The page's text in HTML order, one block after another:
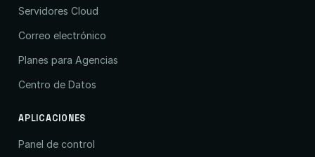
Servidores Cloud
Correo electrónico
Planes para Agencias
Centro de Datos
APLICACIONES
Panel de control